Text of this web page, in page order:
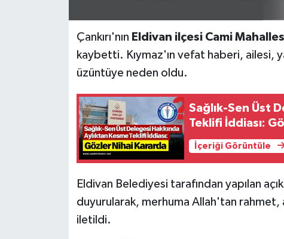
Çankırı'nın Eldivan ilçesi Cami
kaybetti. Kıymaz'ın vefat haberi, ailesi,
üzüntüye neden oldu.
Sağlık-Sen Üst
Teklifi İddiası:
İçeriği Görüntüle
Eldivan Belediyesi tarafından yapılan
duyurularak, merhuma Allah'tan rahmet,
iletildi.